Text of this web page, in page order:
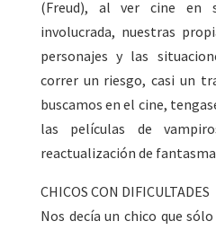
(Freud), al ver cine en
involucrada, nuestras
personajes y las
correr un riesgo, casi un
buscamos en el cine,
las películas de
reactualización de
CHICOS CON DIFICULTADES
Nos decía un chico que